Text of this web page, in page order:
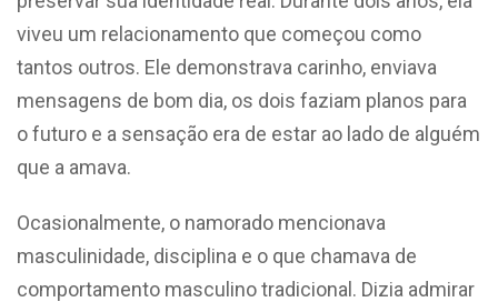
viveu um relacionamento que começou como
tantos outros. Ele demonstrava carinho, enviava
mensagens de bom dia, os dois faziam planos para
o futuro e a sensação era de estar ao lado de alguém
que a amava.
Ocasionalmente, o namorado mencionava
masculinidade, disciplina e o que chamava de
comportamento masculino tradicional. Dizia admirar